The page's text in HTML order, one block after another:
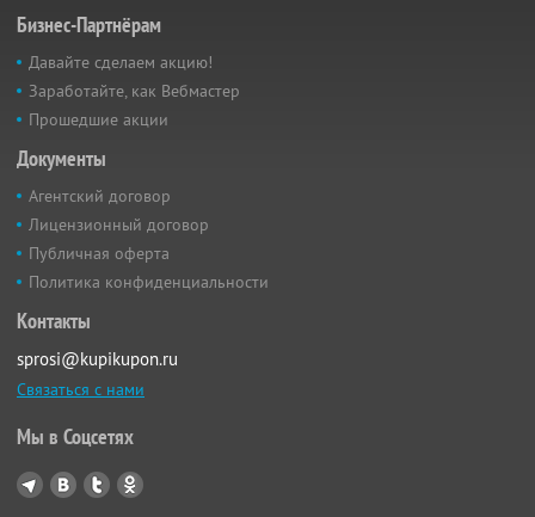
Бизнес-Партнёрам
Давайте сделаем акцию!
Заработайте, как Вебмастер
Прошедшие акции
Документы
Агентский договор
Лицензионный договор
Публичная оферта
Политика конфиденциальности
Контакты
sprosi@kupikupon.ru
Связаться с нами
Мы в Соцсетях